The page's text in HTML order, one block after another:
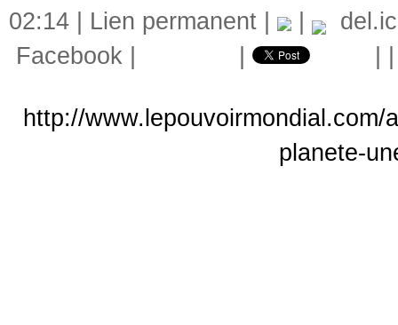
02:14 | Lien permanent
Facebook
http://
planete-